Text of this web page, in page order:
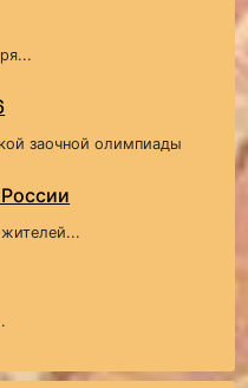
заочной олимпиады
жителей...